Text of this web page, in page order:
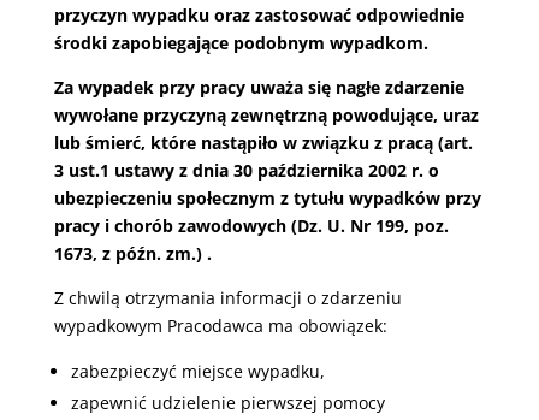
przyczyn wypadku oraz zastosować odpowiednie
środki zapobiegające podobnym wypadkom.
Za wypadek przy pracy uważa się nagłe zdarzenie
wywołane przyczyną zewnętrzną powodujące, uraz
lub śmierć, które nastąpiło w związku z pracą (art.
3 ust.1 ustawy z dnia 30 października 2002 r. o
ubezpieczeniu społecznym z tytułu wypadków przy
pracy i chorób zawodowych (Dz. U. Nr 199, poz.
1673, z późn. zm.) .
Z chwilą otrzymania informacji o zdarzeniu
wypadkowym Pracodawca ma obowiązek:
zabezpieczyć miejsce wypadku,
zapewnić udzielenie pierwszej pomocy